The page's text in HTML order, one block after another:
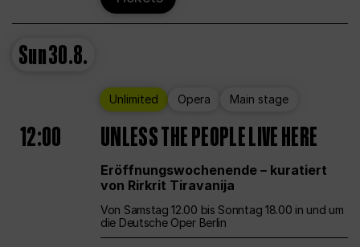
Sun30.8.
Unlimited Opera Main stage
12:00 UNLESS THE PEOPLE LIVE HERE
Eröffnungswochenende – kuratiert
von Rirkrit Tiravanija
Von Samstag 12.00 bis Sonntag 18.00 in und um
die Deutsche Oper Berlin